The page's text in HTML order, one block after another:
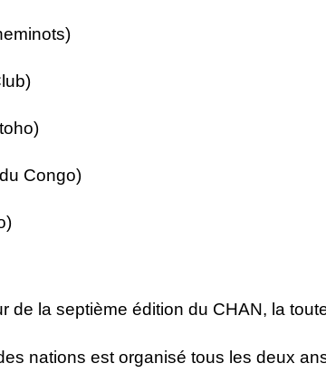
Congo)
de la septième édition du CHAN, la
nations est organisé tous les deux